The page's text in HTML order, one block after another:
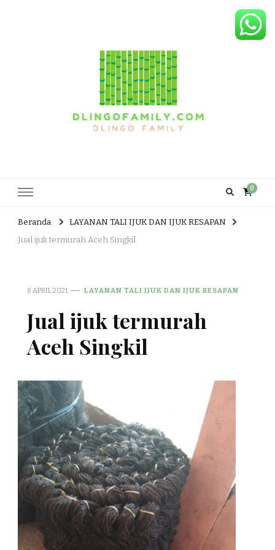
0
Beranda
LAYANAN TALI IJUK DAN IJUK RESAPAN
Jual ijuk termurah Aceh Singkil
8 APRIL 2021 LAYANAN TALI IJUK DAN IJUK RESAPAN
Jual ijuk termurah
Aceh Singkil